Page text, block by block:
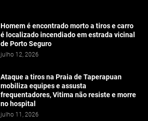
Homem é encontrado morto a tiros e carro
é localizado incendiado em estrada vicinal
de Porto Seguro
julho 12, 2026
Ataque a tiros na Praia de Taperapuan
mobiliza equipes e assusta
frequentadores, Vitima não resiste e morre
no hospital
julho 11, 2026